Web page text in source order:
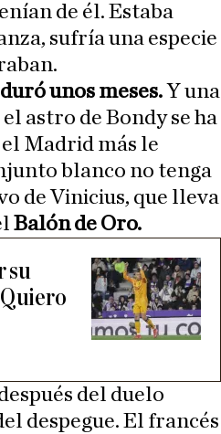
de él. Estaba
sufría una especie
unos meses.Y una
astro de Bondy se ha
el Madrid más le
blanco no tenga
de Vinicius, que lleva
Balón de Oro.
su
del duelo
despegue. El francés